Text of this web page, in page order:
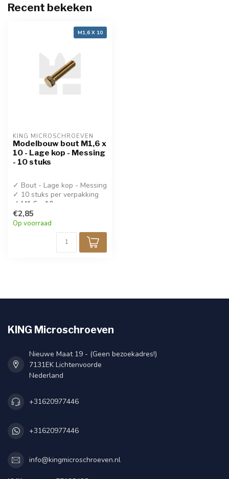
Recent bekeken
M1,6 X 10
KING MICROSCHROEVEN
Modelbouw bout M1,6 x
10 - Lage kop - Messing
- 10 stuks
✓ Bout - Lage kop - Messing
✓ 10 stuks per verpakking
✓ M1,6 x 10
€2,85
Op voorraad
KING Microschroeven
Nieuwe Maat 19 - (Geen bezoekadres!)
7131EK Lichtenvoorde
Nederland
+31620977446
+31620977446
info@kingmicroschroeven.nl